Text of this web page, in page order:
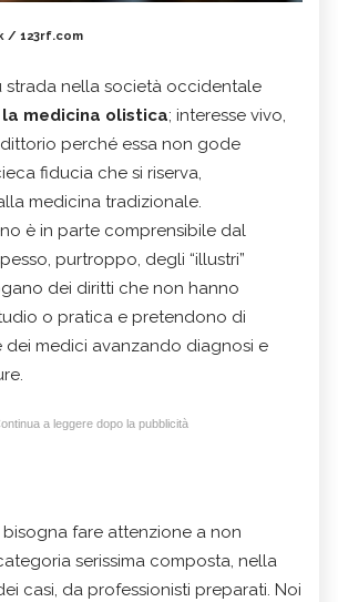
/ 123rf.com
strada nella società occidentale
la medicina olistica; interesse vivo,
perché essa non gode
fiducia che si riserva,
medicina tradizionale.
è in parte comprensibile dal
purtroppo, degli “illustri”
dei diritti che non hanno
o pratica e pretendono di
dei medici avanzando diagnosi e
a leggere dopo la pubblicità
fare attenzione a non
serissima composta, nella
casi, da professionisti preparati. Noi